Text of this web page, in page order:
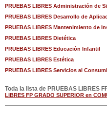
PRUEBAS LIBRES Administración de
PRUEBAS LIBRES Desarrollo de
PRUEBAS LIBRES Mantenimiento de
PRUEBAS LIBRES Dietética
PRUEBAS LIBRES Educación Infantil
PRUEBAS LIBRES Estética
PRUEBAS LIBRES Servicios al
Toda la lista de PRUEBAS LIBRES
LIBRES FP GRADO SUPERIOR en